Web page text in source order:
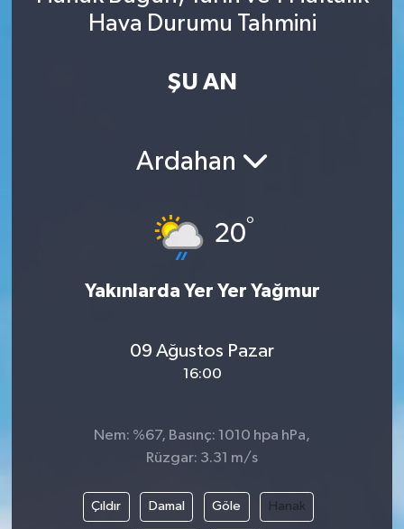
Hava Durumu Tahmini
ŞU AN
Ardahan
20°
Yakınlarda Yer Yer Yağmur
09 Ağustos Pazar
16:00
Nem: %67, Basınç: 1010 hpa hPa,
Rüzgar: 3.31 m/s
Çıldır Damal Göle Hanak